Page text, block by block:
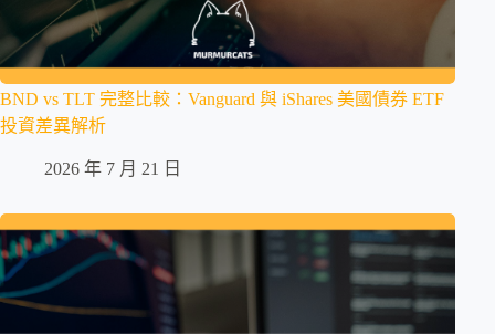
BND vs TLT 完整比較：Vanguard 與 iShares 美國債券 ETF
投資差異解析
2026 年 7 月 21 日